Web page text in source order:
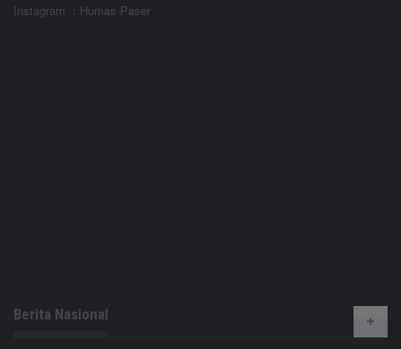
Instagram : Humas Paser
Berita Nasional